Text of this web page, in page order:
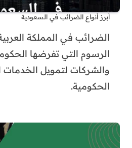
أبرز أنواع الضرائب في السعودية
الضرائب في المملكة
الرسوم التي تفرضها
والشركات لتمويل الخدمات
الحكومية.